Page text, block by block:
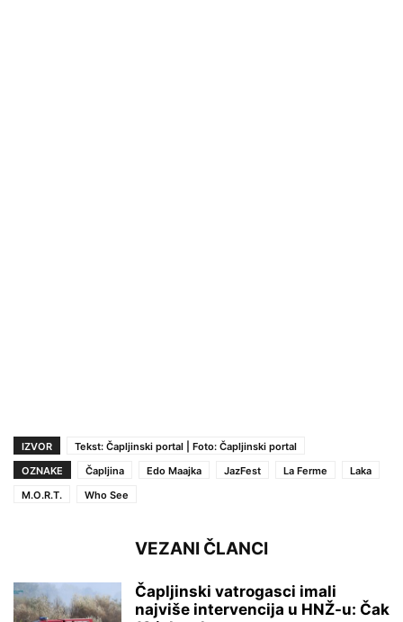
IZVOR
Tekst: Čapljinski portal | Foto: Čapljinski portal
OZNAKE
Čapljina Edo Maajka JazFest La Ferme
Laka
M.O.R.T.
Who See
VEZANI ČLANCI
Čapljinski vatrogasci imali
najviše intervencija u HNŽ-u: Čak